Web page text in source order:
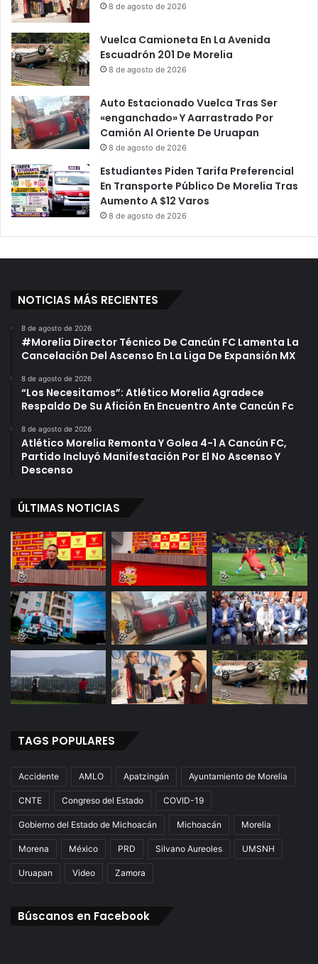
8 de agosto de 2026
Vuelca Camioneta En La Avenida
Escuadrón 201 De Morelia
8 de agosto de 2026
Auto Estacionado Vuelca Tras Ser
«enganchado» Y Aarrastrado Por
Camión Al Oriente De Uruapan
8 de agosto de 2026
Estudiantes Piden Tarifa Preferencial
En Transporte Público De Morelia Tras
Aumento A $12 Varos
8 de agosto de 2026
NOTICIAS MÁS RECIENTES
8 de agosto de 2026
#Morelia Director Técnico De Cancún FC Lamenta La
Cancelación Del Ascenso En La Liga De Expansión MX
8 de agosto de 2026
“Los Necesitamos”: Atlético Morelia Agradece
Respaldo De Su Afición En Encuentro Ante Cancún Fc
8 de agosto de 2026
Atlético Morelia Remonta Y Golea 4-1 A Cancún FC,
Partido Incluyó Manifestación Por El No Ascenso Y
Descenso
ÚLTIMAS NOTICIAS
TAGS POPULARES
Accidente AMLO Apatzingán Ayuntamiento de Morelia
CNTE Congreso del Estado COVID-19
Gobierno del Estado de Michoacán Michoacán Morelia
Morena México PRD Silvano Aureoles UMSNH
Uruapan Video Zamora
Búscanos en Facebook